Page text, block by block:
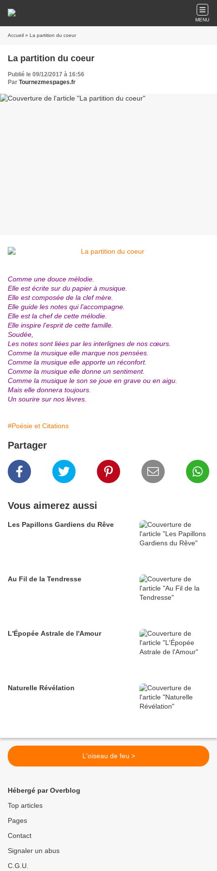
MENU
Accueil » La partition du coeur
La partition du coeur
Publié le 09/12/2017 à 16:56
Par Tournezmespages.fr
Comme une douce mélodie.
Elle est écrite sur du papier à musique.
Elle est composée de la clef mère.
Elle guide les notes qui l'accompagne.
Elle est la chef de cette mélodie.
Elle inspire l'esprit de cette famille.
Soudée,
Les notes sont liées par les interlignes de nos cœurs.
Comme la musique elle marque nos pensées.
Comme la musique elle apporte un réconfort.
Comme la musique elle donne un sentiment.
Comme la musique le son se joue en grave ou en aigu.
Mais elle donnera toujours.
Un sourire sur nos lèvres.
#Poésie et Citations
Partager
Vous aimerez aussi
Les Papillons Gardiens du Rêve
Au Fil de la Tendresse
L'Épopée Astrale de l'Amour
Naturelle Révélation
L'oiseau de feu >
Hébergé par Overblog
Top articles
Pages
Contact
Signaler un abus
C.G.U.